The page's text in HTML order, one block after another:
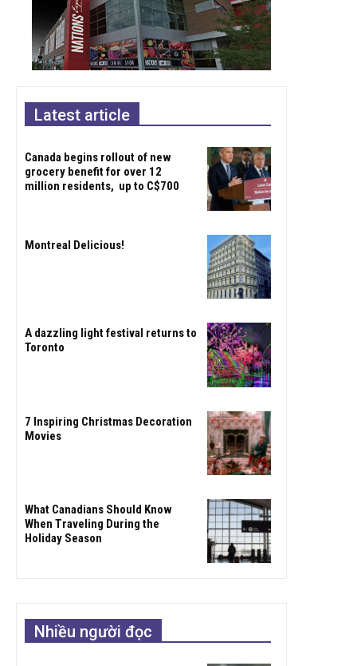
Latest article
Canada begins rollout of new
grocery benefit for over 12
million residents, up to C$700
Montreal Delicious!
A dazzling light festival returns to
Toronto
7 Inspiring Christmas Decoration
Movies
What Canadians Should Know
When Traveling During the
Holiday Season
Nhiều người đọc